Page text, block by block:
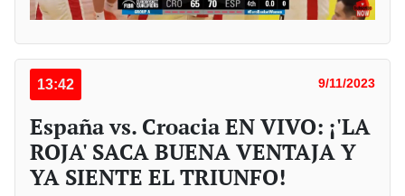
13:42 9/11/2023
España vs. Croacia EN VIVO: ¡'LA
ROJA' SACA BUENA VENTAJA Y
YA SIENTE EL TRIUNFO!